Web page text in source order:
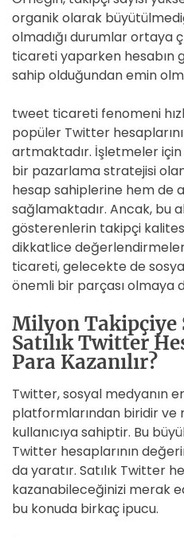
organik olarak
olmadığı durumlar ortaya
ticareti yaparken hesabın
sahip olduğundan emin
tweet ticareti fenomeni
popüler Twitter
artmaktadır. İşletmeler için
bir pazarlama stratejisi
hesap sahiplerine hem de
sağlamaktadır. Ancak, bu
gösterenlerin takipçi
dikkatlice
ticareti, gelecekte de
önemli bir parçası olmaya
Milyon Takipçiye
Satılık Twitter
Para Kazanılır?
Twitter, sosyal medyanın
platformlarından biridir ve
kullanıcıya sahiptir. Bu
Twitter hesaplarının
da yaratır. Satılık Twitter
kazanabileceğinizi merak
bu konuda birkaç ipucu.